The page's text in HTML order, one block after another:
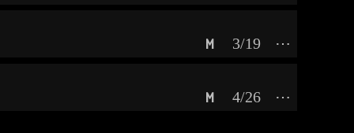
⋯
3/19
M
⋯
4/26
M